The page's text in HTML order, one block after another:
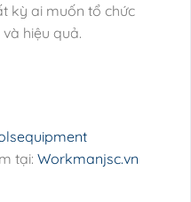
kỳ ai muốn tổ chức
hiệu quả.
tại: Workmanjsc.vn